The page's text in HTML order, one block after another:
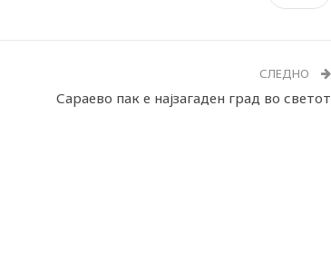
СЛЕДНО
Сараево пак е најзагаден град во светот